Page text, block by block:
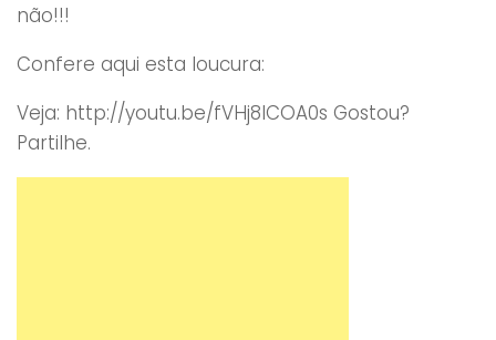
não!!!
Confere aqui esta loucura:
Veja: http://youtu.be/fVHj8ICOA0s Gostou?
Partilhe.